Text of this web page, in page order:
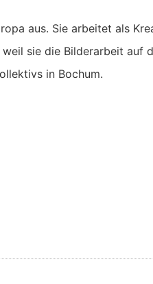
aus. Sie arbeitet als
sie die Bilderarbeit auf
in Bochum.